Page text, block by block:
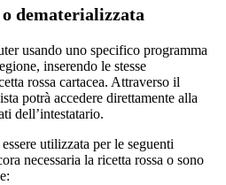
dematerializzata
usando uno specifico programma
inserendo le stesse
rossa cartacea. Attraverso il
potrà accedere direttamente alla
dell’intestatario.
utilizzata per le seguenti
necessaria la ricetta rossa o sono